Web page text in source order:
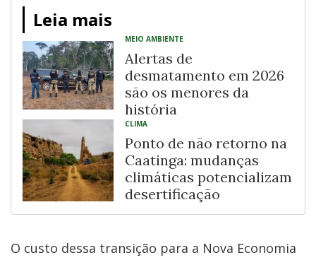
Leia mais
MEIO AMBIENTE
Alertas de
desmatamento em 2026
são os menores da
história
CLIMA
Ponto de não retorno na
Caatinga: mudanças
climáticas potencializam
desertificação
O custo dessa transição para a Nova Economia